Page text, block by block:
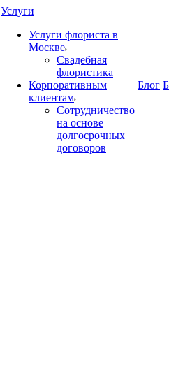
Услуги
Услуги флориста в
Москве
Свадебная
флористика
Корпоративным
клиентам
Сотрудничество
на основе
долгосрочных
договоров
Блог